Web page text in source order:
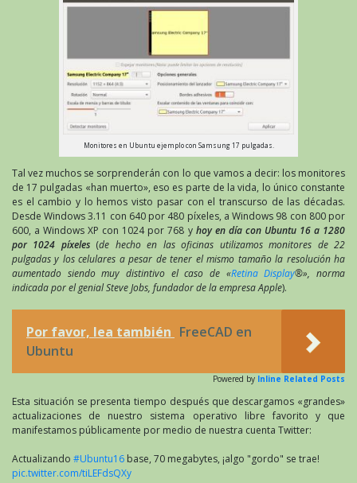
Monitores en Ubuntu ejemplo con Samsung 17 pulgadas.
Tal vez muchos se sorprenderán con lo que vamos a decir: los monitores
de 17 pulgadas «han muerto», eso es parte de la vida, lo único constante
es el cambio y lo hemos visto pasar con el transcurso de las décadas.
Desde Windows 3.11 con 640 por 480 píxeles, a Windows 98 con 800 por
600, a Windows XP con 1024 por 768 y hoy en día con Ubuntu 16 a 1280
por 1024 píxeles (de hecho en las oficinas utilizamos monitores de 22
pulgadas y los celulares a pesar de tener el mismo tamaño la resolución ha
aumentado siendo muy distintivo el caso de «Retina Display®», norma
indicada por el genial Steve Jobs, fundador de la empresa Apple).
Por favor, lea también FreeCAD en
Ubuntu
Powered by Inline Related Posts
Esta situación se presenta tiempo después que descargamos «grandes»
actualizaciones de nuestro sistema operativo libre favorito y que
manifestamos públicamente por medio de nuestra cuenta Twitter:
Actualizando #Ubuntu16 base, 70 megabytes, ¡algo "gordo" se trae!
pic.twitter.com/tiLEFdsQXy